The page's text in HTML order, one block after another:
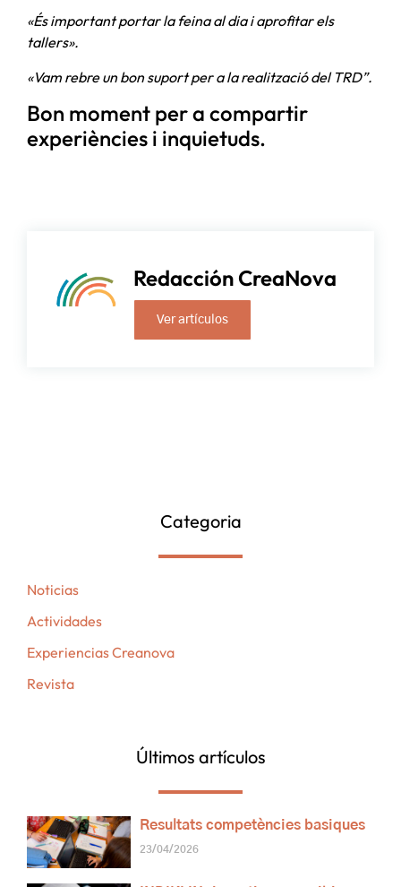
«És important portar la feina al dia i aprofitar els
tallers».
«Vam rebre un bon suport per a la realització del TRD”.
Bon moment per a compartir
experiències i inquietuds.
Redacción CreaNova
Ver artículos
Categoria
Noticias
Actividades
Experiencias Creanova
Revista
Últimos artículos
Resultats competències basiques
23/04/2026